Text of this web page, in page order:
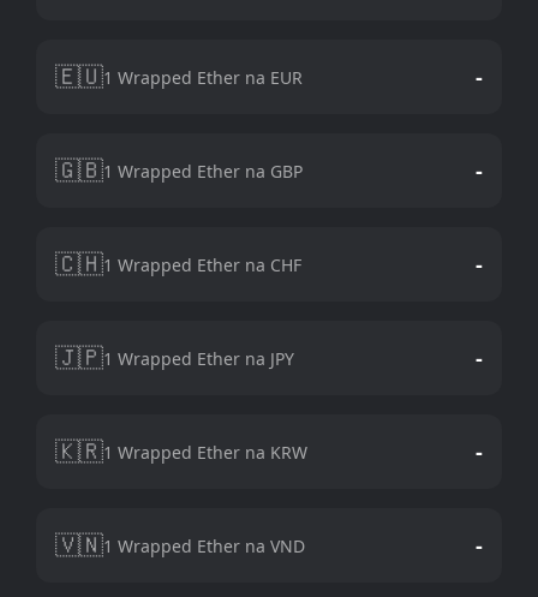
🇪🇺1 Wrapped Ether na EUR -
🇬🇧1 Wrapped Ether na GBP -
🇨🇭1 Wrapped Ether na CHF -
🇯🇵1 Wrapped Ether na JPY -
🇰🇷1 Wrapped Ether na KRW -
🇻🇳1 Wrapped Ether na VND -